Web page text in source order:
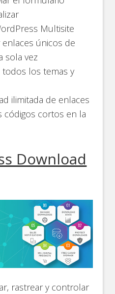
Multisite
enlaces únicos de
sola vez
los temas y
ilimitada de enlaces
códigos cortos en la
Download
rastrear y controlar